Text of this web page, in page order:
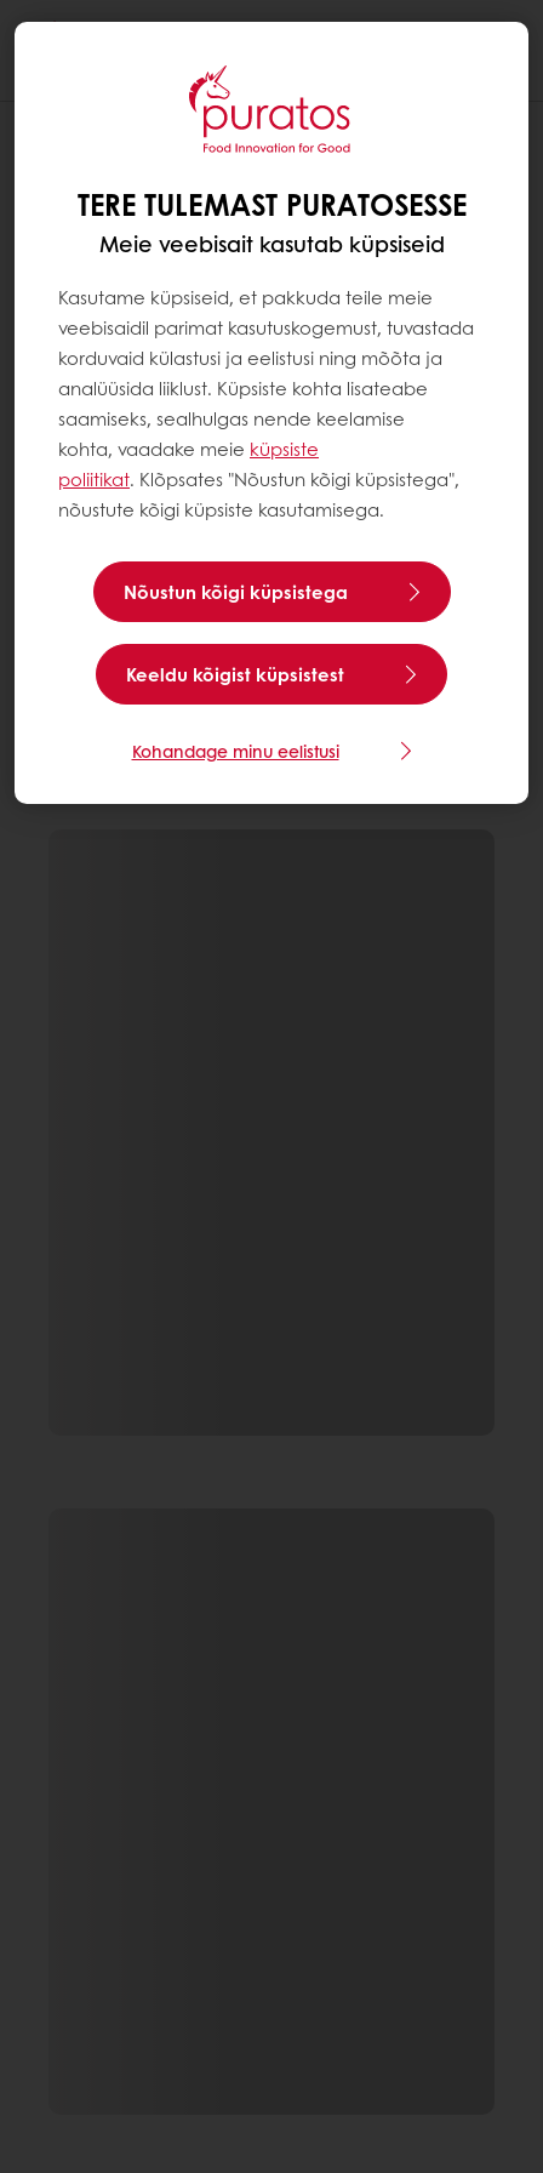
TERE TULEMAST PURATOSESSE
Meie veebisait kasutab küpsiseid
Kasutame küpsiseid, et pakkuda teile meie
veebisaidil parimat kasutuskogemust, tuvastada
korduvaid külastusi ja eelistusi ning mõõta ja
analüüsida liiklust. Küpsiste kohta lisateabe
saamiseks, sealhulgas nende keelamise
kohta, vaadake meie küpsiste
poliitikat. Klõpsates "Nõustun kõigi küpsistega",
nõustute kõigi küpsiste kasutamisega.
Nõustun kõigi küpsistega
Keeldu kõigist küpsistest
Kohandage minu eelistusi